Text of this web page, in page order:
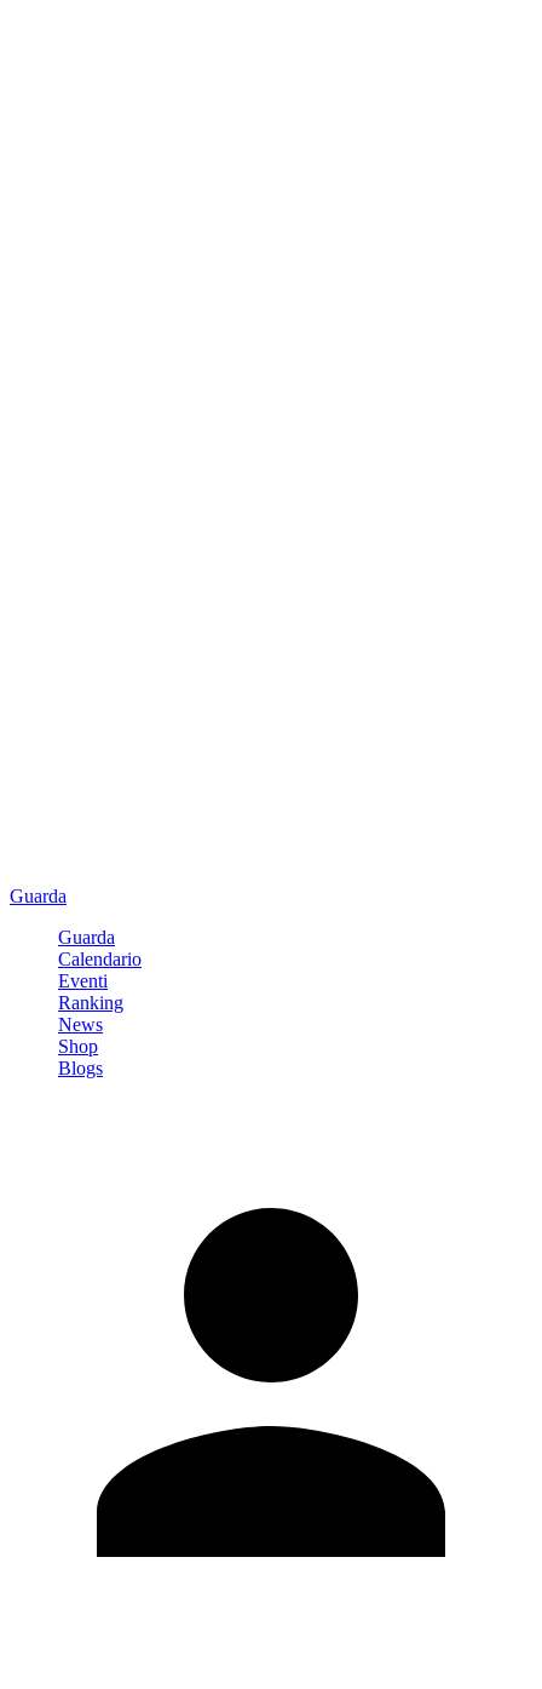
Guarda
Guarda
Calendario
Eventi
Ranking
News
Shop
Blogs